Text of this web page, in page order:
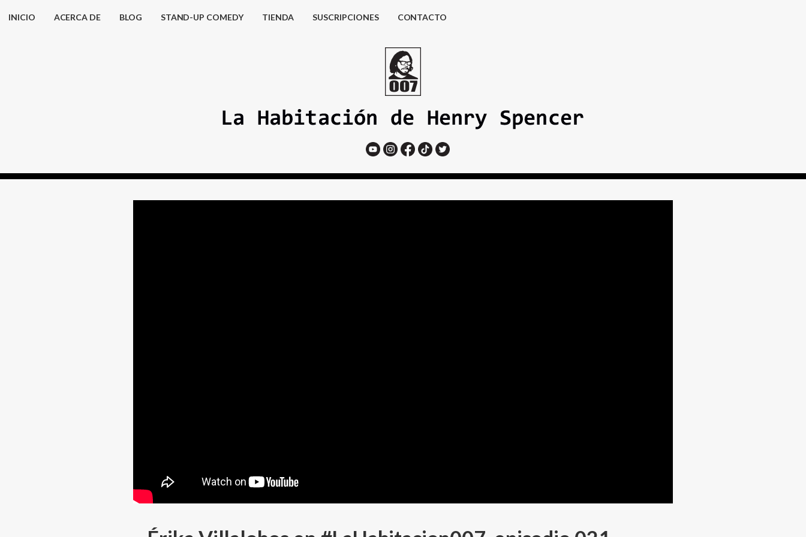
INICIO ACERCA DE BLOG STAND-UP COMEDY TIENDA SUSCRIPCIONES CONTACTO